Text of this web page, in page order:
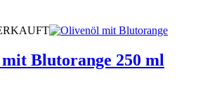
Blutorange 250 ml